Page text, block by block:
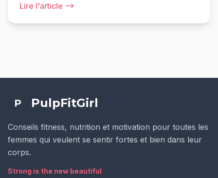
Lire l'article
P PulpFitGirl
Conseils fitness, nutrition et motivation pour toutes les
femmes qui veulent se sentir fortes et bien dans leur
corps.
Strong is the new beautiful